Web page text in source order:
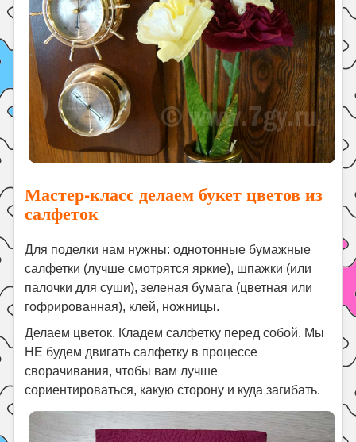
Мастер-класс делаем букет цветов из
салфеток
Для поделки нам нужны: однотонные бумажные
салфетки (лучше смотрятся яркие), шпажки (или
палочки для суши), зеленая бумага (цветная или
гофрированная), клей, ножницы.
Делаем цветок. Кладем салфетку перед собой. Мы
НЕ будем двигать салфетку в процессе
сворачивания, чтобы вам лучше
сориентироваться, какую сторону и куда загибать.